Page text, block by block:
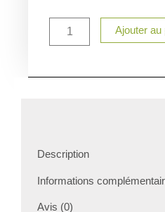
Ajouter au
Description
Informations
Avis (0)